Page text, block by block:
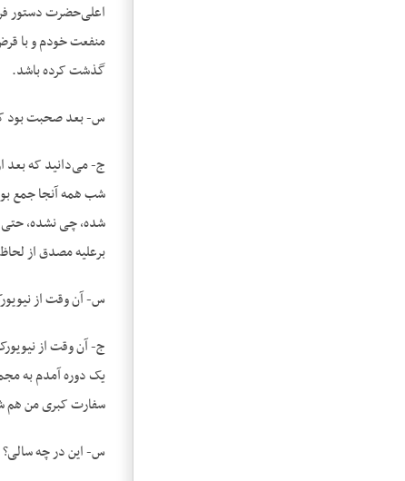
اعلی‌حضرت دستور
منفعت خودم و با
گذشت کرده باشد.
س- بعد صحبت بود که
ج- می‌دانید که بعد
شب همه آنجا جمع
شده، چی نشده، حتی
برعلیه مصدق از
س- آن وقت از
ج- آن وقت از
یک دوره آمدم به
سفارت کبری من هم
س- این در چه سالی؟